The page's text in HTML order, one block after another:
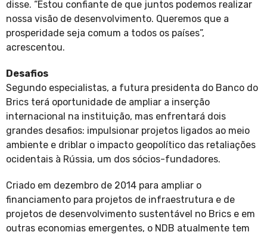
disse. “Estou confiante de que juntos podemos realizar
nossa visão de desenvolvimento. Queremos que a
prosperidade seja comum a todos os países”,
acrescentou.
Desafios
Segundo especialistas, a futura presidenta do Banco do
Brics terá oportunidade de ampliar a inserção
internacional na instituição, mas enfrentará dois
grandes desafios: impulsionar projetos ligados ao meio
ambiente e driblar o impacto geopolítico das retaliações
ocidentais à Rússia, um dos sócios-fundadores.
Criado em dezembro de 2014 para ampliar o
financiamento para projetos de infraestrutura e de
projetos de desenvolvimento sustentável no Brics e em
outras economias emergentes, o NDB atualmente tem